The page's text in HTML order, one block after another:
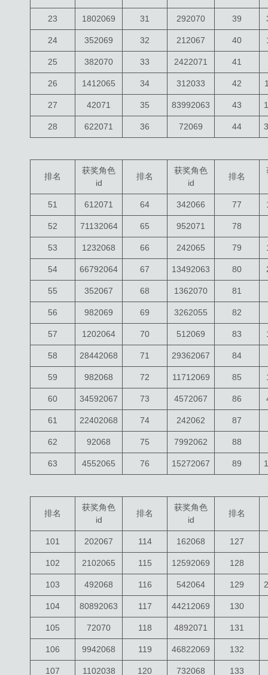
23 1802069 31 292070 39
24 352069 32 212067 40
25 382070 33 2422071 41
26 1412065 34 312033 42
27 42071 35 83992063 43
28 622071 36 72069 44
排名
获奖角色
id
排名
获奖角色
id
排名
51 612071 64 342066 77
52 71132064 65 952071 78
53 1232068 66 242065 79
54 66792064 67 13492063 80
55 352067 68 1362070 81
56 982069 69 3262055 82
57 1202064 70 512069 83
58 28442068 71 29362067 84
59 982068 72 11712069 85
60 34592067 73 4572067 86
61 22402068 74 242062 87
62 92068 75 7992062 88
63 4552065 76 15272067 89
排名
获奖角色
id
排名
获奖角色
id
排名
101 202067 114 162068 127
102 2102065 115 12592069 128
103 492068 116 542064 129
104 80892063 117 44212069 130
105 72070 118 4892071 131
106 9942068 119 46822069 132
107 1102038 120 732068 133